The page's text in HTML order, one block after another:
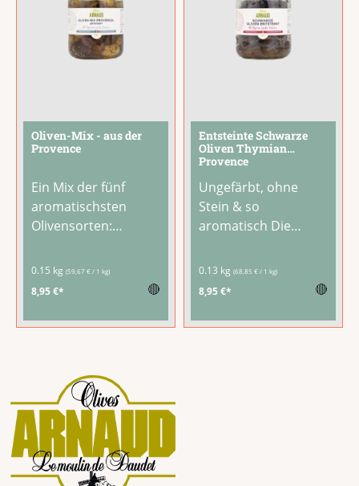
Oliven-Mix - aus der
Provence
Ein Mix der fünf
aromatischsten
Olivensorten:
grüne Oliven, kleine
Coquillos-Oliven,
schwarze Oliven.
reifem Rotweinessig
und
Sonnenblumenöl.
Perfekt in einem
Aperitif serviert oder
als Zutat in...
0.15 kg (59,67 € / 1 kg)
8,95 €* 🔴
Entsteinte Schwarze
Oliven Thymian
Provence
Ungefärbt, ohne
Stein & so
aromatisch Die
Oliven aus der
Provence, entsteint
echtem Thymian –
0.13 kg (68,85 € / 1 kg)
8,95 €* 🔴